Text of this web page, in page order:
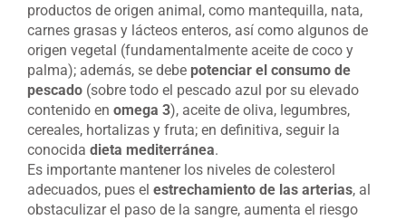
productos de origen animal, como mantequilla, nata,
carnes grasas y lácteos enteros, así como algunos de
origen vegetal (fundamentalmente aceite de coco y
palma); además, se debe potenciar el consumo de
pescado (sobre todo el pescado azul por su elevado
contenido en omega 3), aceite de oliva, legumbres,
cereales, hortalizas y fruta; en definitiva, seguir la
conocida dieta mediterránea.
Es importante mantener los niveles de colesterol
adecuados, pues el estrechamiento de las arterias, al
obstaculizar el paso de la sangre, aumenta el riesgo